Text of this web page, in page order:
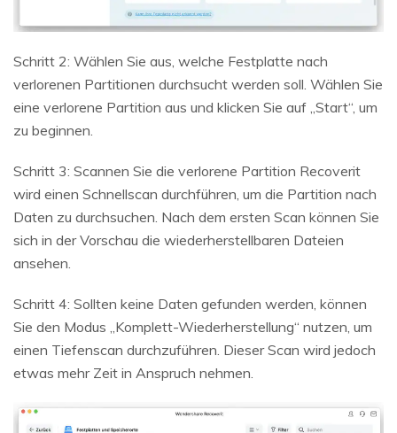
Schritt 2: Wählen Sie aus, welche Festplatte nach
verlorenen Partitionen durchsucht werden soll. Wählen Sie
eine verlorene Partition aus und klicken Sie auf „Start“, um
zu beginnen.
Schritt 3: Scannen Sie die verlorene Partition Recoverit
wird einen Schnellscan durchführen, um die Partition nach
Daten zu durchsuchen. Nach dem ersten Scan können Sie
sich in der Vorschau die wiederherstellbaren Dateien
ansehen.
Schritt 4: Sollten keine Daten gefunden werden, können
Sie den Modus „Komplett-Wiederherstellung“ nutzen, um
einen Tiefenscan durchzuführen. Dieser Scan wird jedoch
etwas mehr Zeit in Anspruch nehmen.